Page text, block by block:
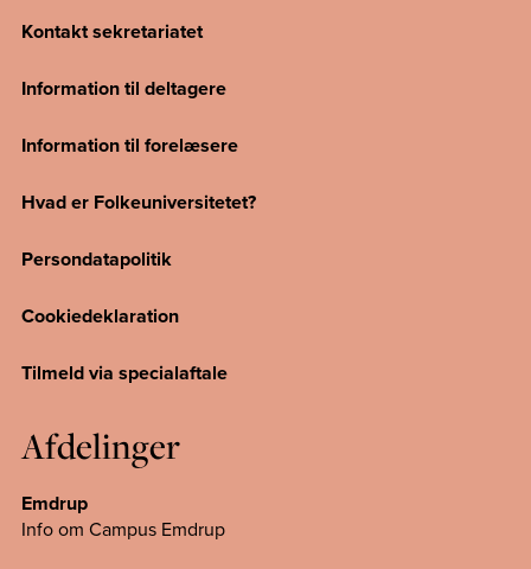
Kontakt sekretariatet
Information til deltagere
Information til forelæsere
Hvad er Folkeuniversitetet?
Persondatapolitik
Cookiedeklaration
Tilmeld via specialaftale
Afdelinger
Emdrup
Info om Campus Emdrup